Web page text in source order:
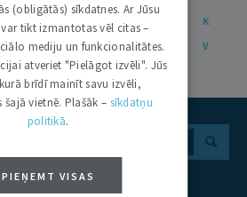
Ē G Ģ
K
O P R S Š T U
V
NOZARES
(obligātās) sīkdatnes. Ar Jūsu
tikt izmantotas vēl citas –
mediju un funkcionalitātes.
atveriet "Pielāgot izvēli". Jūs
brīdī mainīt savu izvēli,
šajā vietnē. Plašāk – sīkdatņu
politikā.
PIEŅEMT VISAS